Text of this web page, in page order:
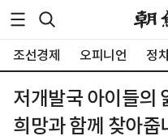
조선경제 오피니언 정치
저개발국 아이들의
희망과 함께 찾아줍